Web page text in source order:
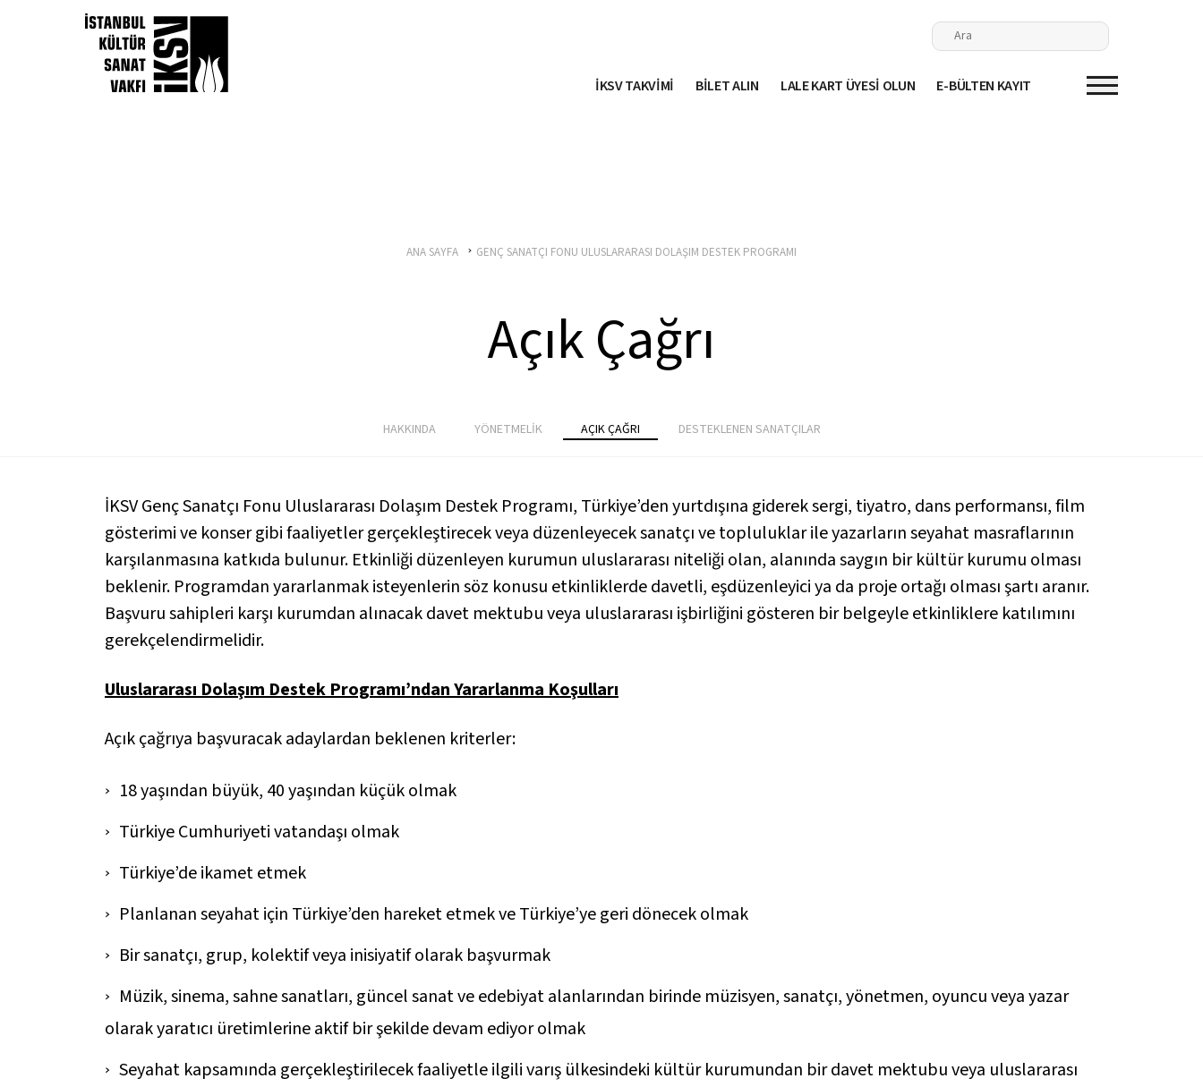
İKSV TAKVİMİ BİLET ALIN LALE KART ÜYESİ OLUN E-BÜLTEN KAYIT
ANA SAYFA GENÇ SANATÇI FONU ULUSLARARASI DOLAŞIM DESTEK PROGRAMI
Açık Çağrı
HAKKINDA YÖNETMELİK AÇIK ÇAĞRI DESTEKLENEN SANATÇILAR
İKSV Genç Sanatçı Fonu Uluslararası Dolaşım Destek Programı, Türkiye’den yurtdışına giderek sergi, tiyatro, dans performansı, film
gösterimi ve konser gibi faaliyetler gerçekleştirecek veya düzenleyecek sanatçı ve topluluklar ile yazarların seyahat masraflarının
karşılanmasına katkıda bulunur. Etkinliği düzenleyen kurumun uluslararası niteliği olan, alanında saygın bir kültür kurumu olması
beklenir. Programdan yararlanmak isteyenlerin söz konusu etkinliklerde davetli, eşdüzenleyici ya da proje ortağı olması şartı aranır.
Başvuru sahipleri karşı kurumdan alınacak davet mektubu veya uluslararası işbirliğini gösteren bir belgeyle etkinliklere katılımını
gerekçelendirmelidir.
Uluslararası Dolaşım Destek Programı’ndan Yararlanma Koşulları
Açık çağrıya başvuracak adaylardan beklenen kriterler:
18 yaşından büyük, 40 yaşından küçük olmak
Türkiye Cumhuriyeti vatandaşı olmak
Türkiye’de ikamet etmek
Planlanan seyahat için Türkiye’den hareket etmek ve Türkiye’ye geri dönecek olmak
Bir sanatçı, grup, kolektif veya inisiyatif olarak başvurmak
Müzik, sinema, sahne sanatları, güncel sanat ve edebiyat alanlarından birinde müzisyen, sanatçı, yönetmen, oyuncu veya yazar
olarak yaratıcı üretimlerine aktif bir şekilde devam ediyor olmak
Seyahat kapsamında gerçekleştirilecek faaliyetle ilgili varış ülkesindeki kültür kurumundan bir davet mektubu veya uluslararası